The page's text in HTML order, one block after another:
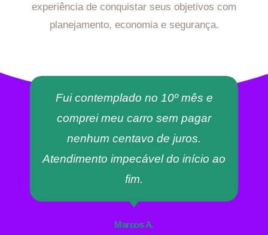
experiência de conquistar seus objetivos com
planejamento, economia e segurança.
Fui contemplado no 10º mês e
comprei meu carro sem pagar
nenhum centavo de juros.
Atendimento impecável do início ao
fim.
Marcos A.